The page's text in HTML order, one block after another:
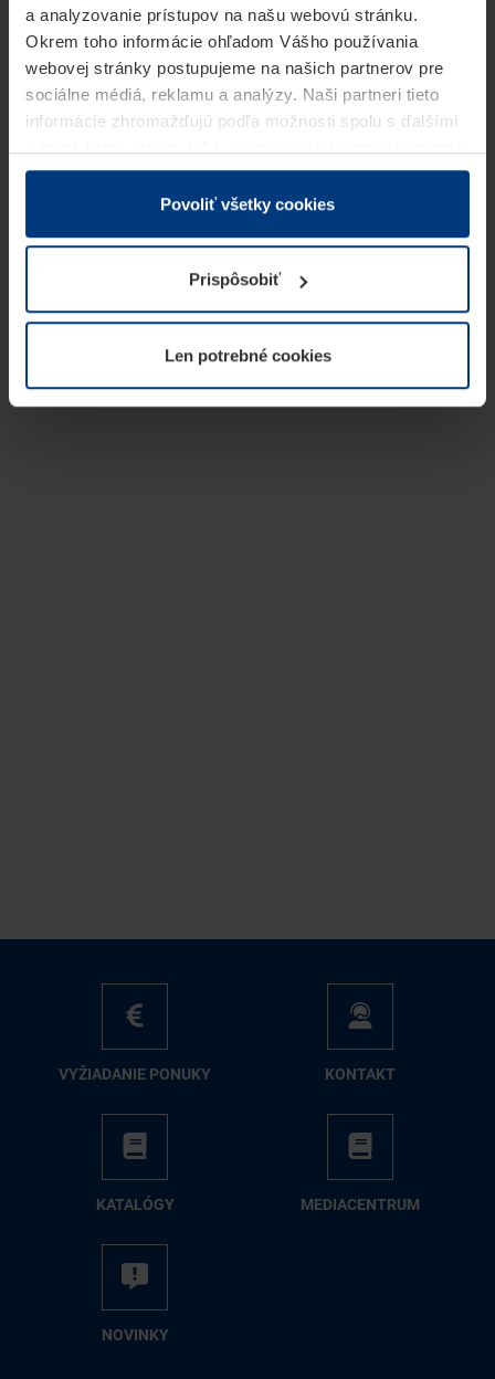
a analyzovanie prístupov na našu webovú stránku.
Okrem toho informácie ohľadom Vášho používania
webovej stránky postupujeme na našich partnerov pre
sociálne médiá, reklamu a analýzy. Naši partneri tieto
informácie zhromažďujú podľa možnosti spolu s ďalšími
v rámci Vášho využívania služieb.
Z právneho hľadiska môžeme cookies ukladať na Vašom
prevádzku tejto stránky. Pre všetky ostatné typy cookie
potrebujeme Vaše povolenie. Vaše povolenie môžete
kedykoľvek zmeniť alebo odvolať vo vysvetlení cookie
našej webovej stránky.
Povoliť všetky cookies
Prispôsobiť
Len potrebné cookies
VY­ŽIA­DA­NIE PO­NU­KY KON­TAKT
KA­TA­LÓ­GY ME­DIA­CEN­TRUM
NO­VIN­KY